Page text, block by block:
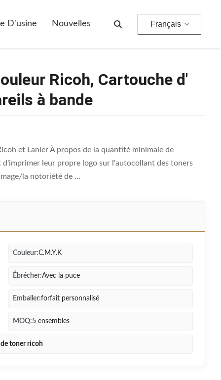
D'usine Nouvelles Français
Ricoh, Cartouche d'
à bande
et Lanier À propos de la quantité minimale de
leur propre logo sur l'autocollant des toners
la notoriété de ...
Couleur:C.M.Y.K
Ébrécher:Avec la puce
Emballer:forfait personnalisé
MOQ:5 ensembles
toner ricoh